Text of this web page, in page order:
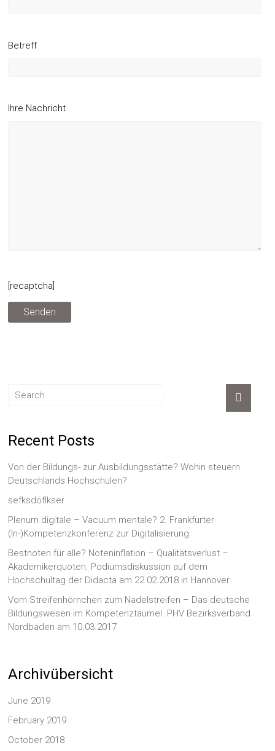
Betreff
Ihre Nachricht
[recaptcha]
Recent Posts
Von der Bildungs- zur Ausbildungsstätte? Wohin steuern
Deutschlands Hochschulen?
sefksdöflkser
Plenum digitale – Vacuum mentale? 2. Frankfurter
(In-)Kompetenzkonferenz zur Digitalisierung
Bestnoten für alle? Noteninflation – Qualitätsverlust –
Akademikerquoten. Podiumsdiskussion auf dem
Hochschultag der Didacta am 22.02.2018 in Hannover
Vom Streifenhörnchen zum Nadelstreifen – Das deutsche
Bildungswesen im Kompetenztaumel. PHV Bezirksverband
Nordbaden am 10.03.2017
Archivübersicht
June 2019
February 2019
October 2018